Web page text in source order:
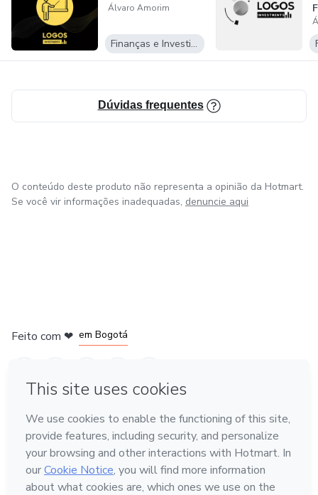
Álvaro Amorim
Finanças e Investimentos
Dúvidas frequentes
O conteúdo deste produto não representa a opinião da Hotmart.
Se você vir informações inadequadas, denuncie aqui
Feito com ❤ em Bogotá
Conheça a Hotmart
Idioma
Português